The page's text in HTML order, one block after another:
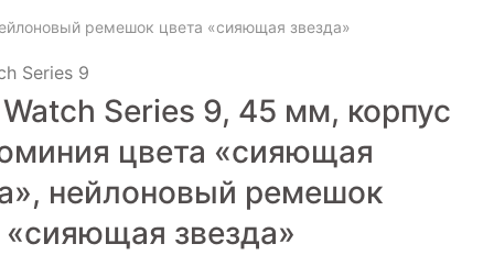
ремешок цвета «сияющая звезда»
Series 9
Series 9, 45 мм, корпус
цвета «сияющая
нейлоновый ремешок
«сияющая звезда»